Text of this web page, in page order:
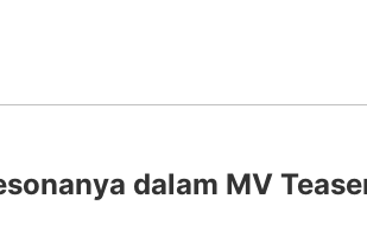
dalam MV